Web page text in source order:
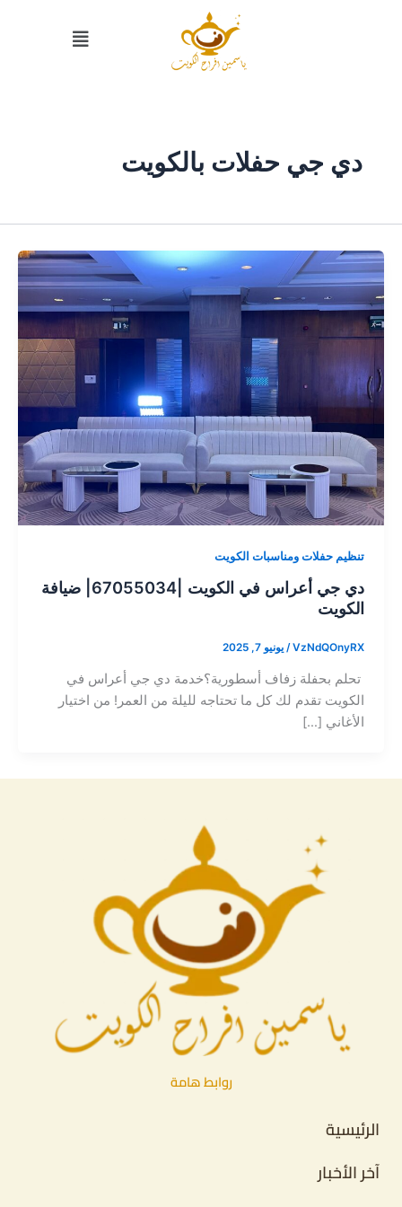
القائمة
دي جي حفلات بالكويت
تنظيم حفلات ومناسبات الكويت
دي جي أعراس في الكويت |67055034| ضيافة
الكويت
VzNdQOnyRX
/ يونيو 7, 2025
تحلم بحفلة زفاف أسطورية؟خدمة دي جي أعراس في
الكويت تقدم لك كل ما تحتاجه لليلة من العمر! من اختيار
الأغاني […]
روابط هامة
الرئيسية
آخر الأخبار